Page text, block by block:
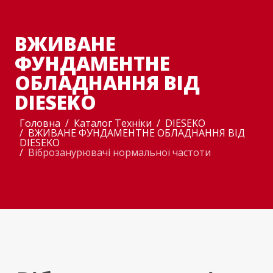
ВЖИВАНЕ
ФУНДАМЕНТНЕ
ОБЛАДНАННЯ ВІД
DIESEKO
Головна Каталог Техніки DIESEKO
ВЖИВАНЕ ФУНДАМЕНТНЕ ОБЛАДНАННЯ ВІД
DIESEKO
Віброзанурювачі нормальної частоти